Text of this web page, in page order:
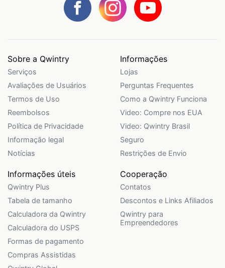
Sobre a Qwintry
Serviços
Avaliações de Usuários
Termos de Uso
Reembolsos
Política de Privacidade
Informação legal
Notícias
Informações
Lojas
Perguntas Frequentes
Como a Qwintry Funciona
Video: Compre nos EUA
Video: Qwintry Brasil
Seguro
Restrições de Envio
Informações úteis
Qwintry Plus
Tabela de tamanho
Calculadora da Qwintry
Calculadora do USPS
Formas de pagamento
Compras Assistidas
Cooperação
Contatos
Descontos e Links Afiliados
Qwintry para
Empreendedores